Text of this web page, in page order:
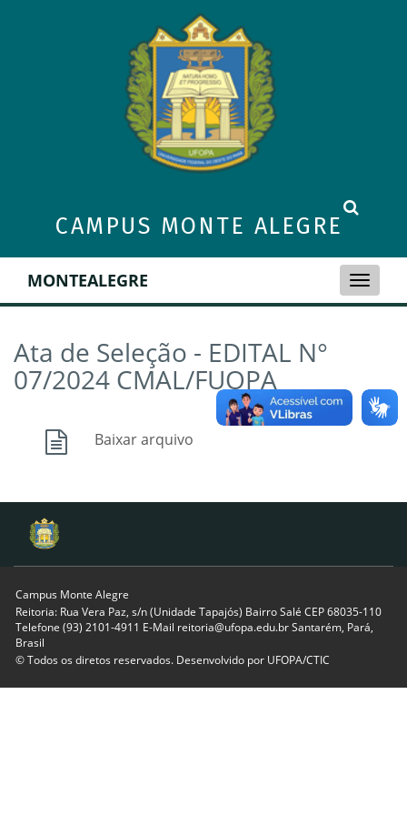
CAMPUS MONTE ALEGRE
Toggle
MONTEALEGRE
Ata de Seleção - EDITAL N°
07/2024 CMAL/FUOPA
Baixar arquivo
Campus Monte Alegre
Reitoria: Rua Vera Paz, s/n (Unidade Tapajós) Bairro Salé CEP 68035-110
Telefone (93) 2101-4911 E-Mail reitoria@ufopa.edu.br Santarém, Pará,
Brasil
© Todos os diretos reservados. Desenvolvido por UFOPA/CTIC